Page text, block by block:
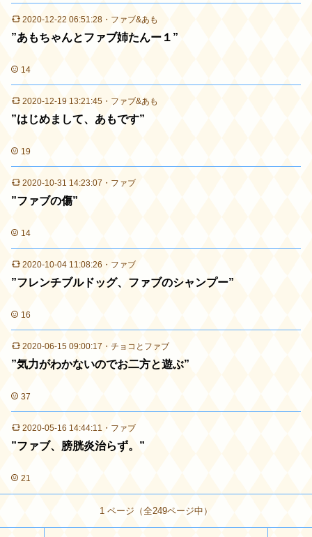
2020-12-22 06:51:28 ・ ファブ&あも
”あもちゃんとファブ姉たんー１”
14
2020-12-19 13:21:45 ・ ファブ&あも
”はじめまして、あもです”
19
2020-10-31 14:23:07 ・ ファブ
”ファブの傷”
14
2020-10-04 11:08:26 ・ ファブ
”フレンチブルドッグ、ファブのシャンプー”
16
2020-06-15 09:00:17 ・ チョコとファブ
”気力がわかないのでお二方と遊ぶ”
37
2020-05-16 14:44:11 ・ ファブ
”ファブ、膀胱炎治らず。”
21
1 ページ（全249ページ中）